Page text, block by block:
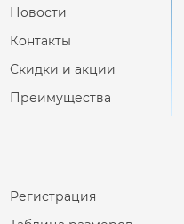
Новости
Контакты
Скидки и акции
Преимущества
Регистрация